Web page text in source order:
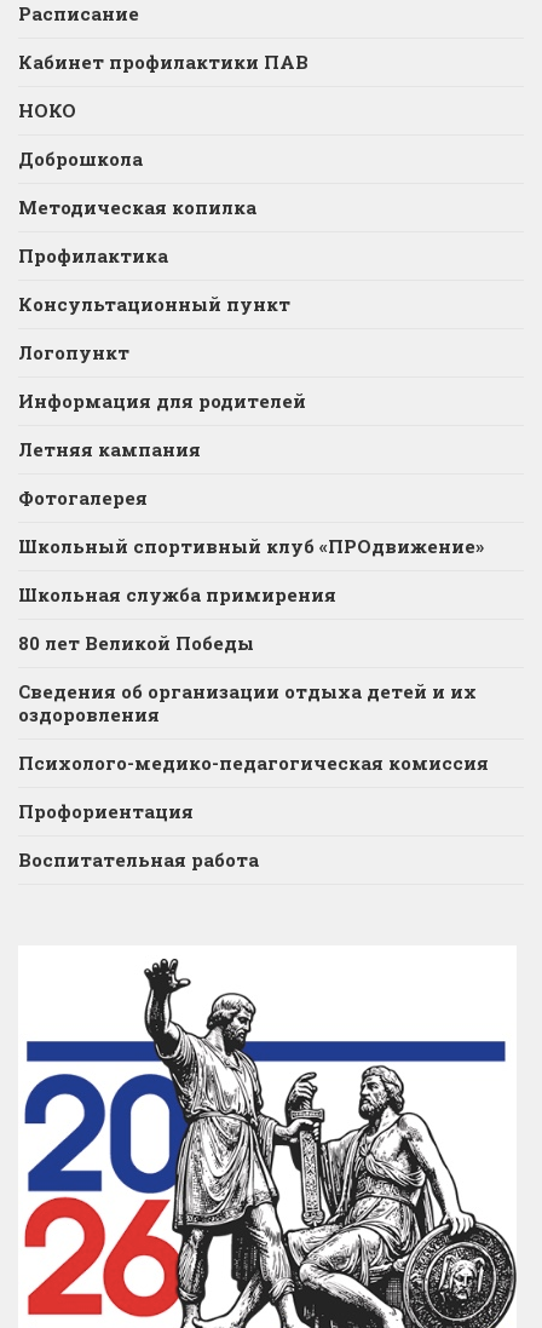
Расписание
Кабинет профилактики ПАВ
НОКО
Доброшкола
Методическая копилка
Профилактика
Консультационный пункт
Логопункт
Информация для родителей
Летняя кампания
Фотогалерея
Школьный спортивный клуб «ПРОдвижение»
Школьная служба примирения
80 лет Великой Победы
Сведения об организации отдыха детей и их
оздоровления
Психолого-медико-педагогическая комиссия
Профориентация
Воспитательная работа